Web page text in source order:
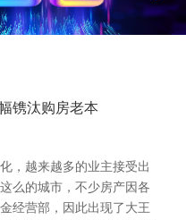
镌汰购房老本
，越来越多的业主接受出
么的城市，不少房产因各
经营部，因此出现了大王